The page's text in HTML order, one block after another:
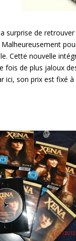
surprise de
Cette nouvelle
de plus jaloux
ici, son prix est fixé à